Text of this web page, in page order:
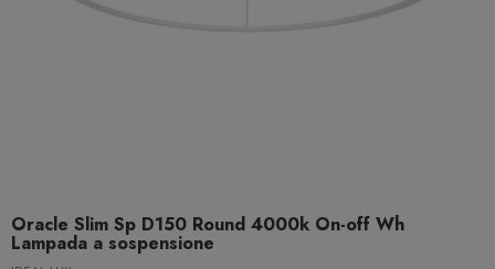
Oracle Slim Sp D150 Round 4000k On-off Wh
Lampada a sospensione